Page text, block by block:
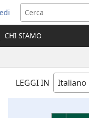
CHI SIAMO
LEGGI IN